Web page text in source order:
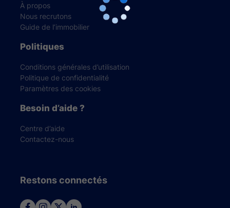
À propos
Nous recrutons
Guide de l’immobilier
Politiques
Conditions générales d’utilisation
Politique de confidentialité
Paramètres des cookies
Besoin d’aide ?
Centre d’aide
Contactez-nous
Restons connectés